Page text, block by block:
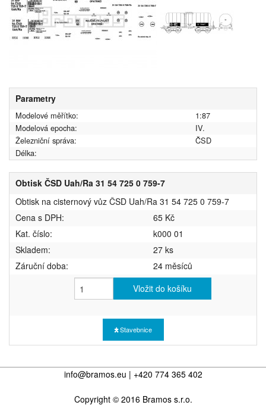
Parametry
Modelové měřítko:
1:87
Modelová epocha:
IV.
Železniční správa:
ČSD
Délka:
Obtisk ČSD Uah/Ra 31 54 725 0 759-7
Obtisk na cisternový vůz ČSD Uah/Ra 31 54 725 0 759-7
Cena s DPH:
65 Kč
Kat. číslo:
k000 01
Skladem:
27 ks
Záruční doba:
24 měsíců
Vložit do košíku
Stavebnice
info@bramos.eu | +420 774 365 402
Copyright © 2016 Bramos s.r.o.